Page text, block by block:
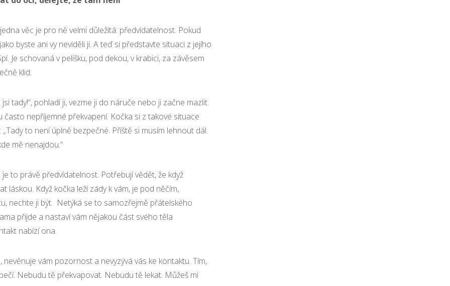
věc je pro ně velmi důležitá: předvídatelnost. Pokud
byste ani vy neviděli ji. A teď si představte situaci z jejího
Je schovaná v pelíšku, pod dekou, v krabici, za závěsem
klid.
tady!“, pohladí ji, vezme ji do náruče nebo ji začne mazlit.
nepříjemné překvapení. Kočka si z takové situace
to není úplně bezpečné. Příště si musím lehnout dál.
mě nenajdou.“
to právě předvídatelnost. Potřebují vědět, že když
láskou. Když kočka leží zády k vám, je pod něčím,
nechte ji být. Netýká se to samozřejmě přátelského
přijde a nastaví vám nějakou část svého těla
nabízí ona.
nevěnuje vám pozornost a nevyzývá vás ke kontaktu. Tím,
Nebudu tě překvapovat. Nebudu tě lekat. Můžeš mi